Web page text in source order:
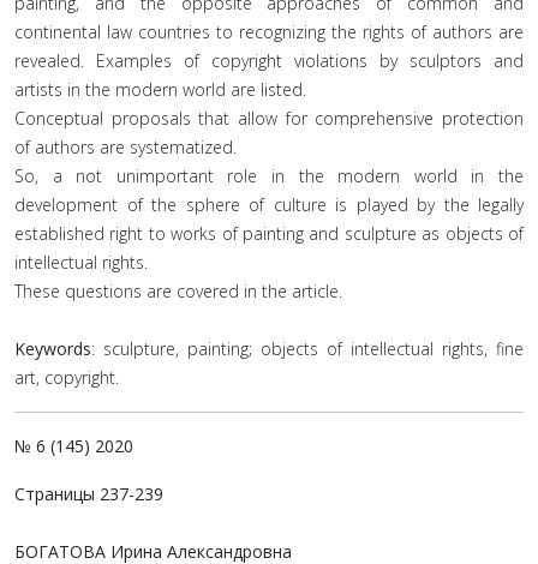
continental law countries to recognizing the rights of authors are
revealed. Examples of copyright violations by sculptors and
artists in the modern world are listed.
Conceptual proposals that allow for comprehensive protection
of authors are systematized.
So, a not unimportant role in the modern world in the
development of the sphere of culture is played by the legally
established right to works of painting and sculpture as objects of
intellectual rights.
These questions are covered in the article.
Keywords: sculpture, painting; objects of intellectual rights, fine
art, copyright.
№ 6 (145) 2020
Страницы 237-239
БОГАТОВА Ирина Александровна